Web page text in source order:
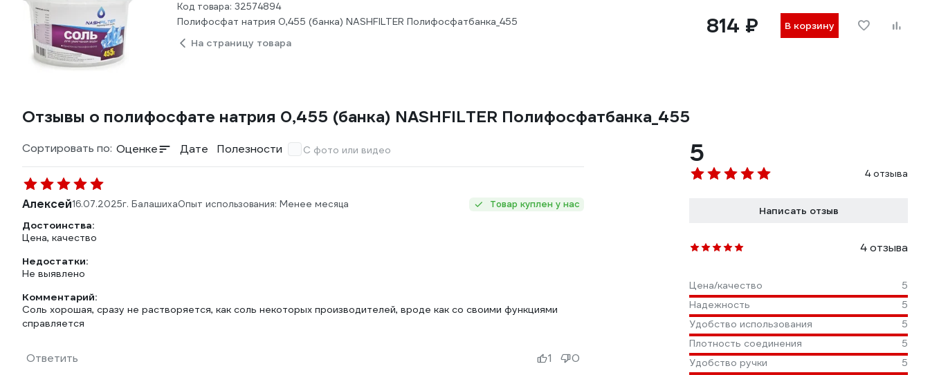
Код товара: 32574894
Полифосфат натрия 0,455 (банка) NASHFILTER Полифосфатбанка_455
На страницу товара
814 ₽ В корзину
Отзывы о полифосфате натрия 0,455 (банка) NASHFILTER Полифосфатбанка_455
Сортировать по: Оценке Дате Полезности С фото или видео
Алексей16.07.2025г. БалашихаОпыт использования: Менее месяца Товар куплен у нас
Достоинства:
Цена, качество
Недостатки:
Не выявлено
Комментарий:
Соль хорошая, сразу не растворяется, как соль некоторых производителей, вроде как со своими функциями
справляется
Ответить 1 0
5
4 отзыва
Написать отзыв
4 отзыва
Цена/качество
5
Надежность
5
Удобство использования
5
Плотность соединения
5
Удобство ручки
5